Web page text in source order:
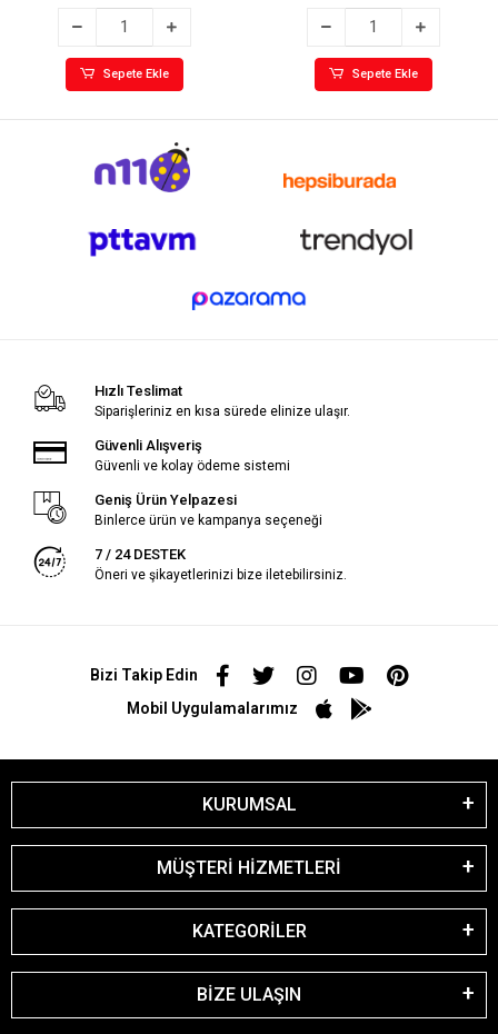
Sepete Ekle Sepete Ekle
Hızlı Teslimat
Siparişleriniz en kısa sürede elinize ulaşır.
Güvenli Alışveriş
Güvenli ve kolay ödeme sistemi
Geniş Ürün Yelpazesi
Binlerce ürün ve kampanya seçeneği
7 / 24 DESTEK
Öneri ve şikayetlerinizi bize iletebilirsiniz.
Bizi Takip Edin
Mobil Uygulamalarımız
KURUMSAL
MÜŞTERİ HİZMETLERİ
KATEGORİLER
BİZE ULAŞIN